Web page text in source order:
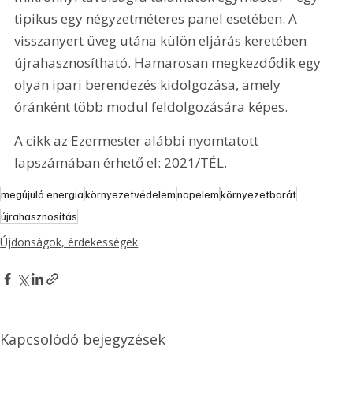
tipikus egy négyzetméteres panel esetében. A
visszanyert üveg utána külön eljárás keretében
újrahasznosítható. Hamarosan megkezdődik egy
olyan ipari berendezés kidolgozása, amely
óránként több modul feldolgozására képes.
A cikk az Ezermester alábbi nyomtatott
lapszámában érhető el: 2021/TÉL.
megújuló energiakörnyezetvédelemnapelemkörnyezetbarát
újrahasznosítás
Újdonságok, érdekességek
Kapcsolódó bejegyzések